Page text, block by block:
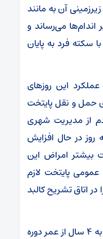
آن به مانند
می‌رساند و
سکته فرد به پایان
این روز‌های
حمل و نقل پایتخت
از مدیریت شهری
در حال افزایش
بیشتر امراض این
پایتخت لازم
اتاق تشریح کالبد
اگر همین امروز که نزدیک به ۴ سال از عمر دوره